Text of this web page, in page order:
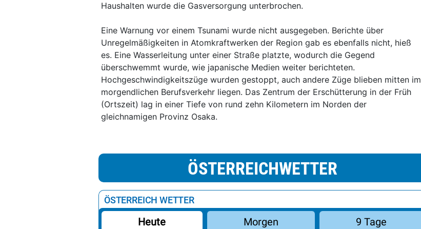
Haushalten wurde die Gasversorgung unterbrochen.
Eine Warnung vor einem Tsunami wurde nicht ausgegeben. Berichte über
Unregelmäßigkeiten in Atomkraftwerken der Region gab es ebenfalls nicht, hieß
es. Eine Wasserleitung unter einer Straße platzte, wodurch die Gegend
überschwemmt wurde, wie japanische Medien weiter berichteten.
Hochgeschwindigkeitszüge wurden gestoppt, auch andere Züge blieben mitten im
morgendlichen Berufsverkehr liegen. Das Zentrum der Erschütterung in der Früh
(Ortszeit) lag in einer Tiefe von rund zehn Kilometern im Norden der
gleichnamigen Provinz Osaka.
ÖSTERREICHWETTER
ÖSTERREICH WETTER
Heute Morgen 9 Tage